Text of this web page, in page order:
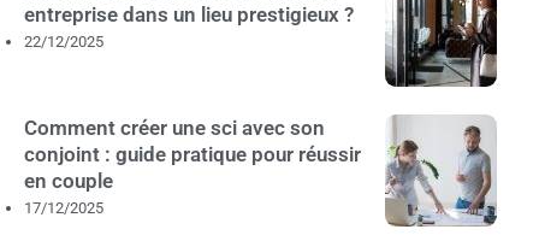
entreprise dans un lieu prestigieux ?
22/12/2025
Comment créer une sci avec son
conjoint : guide pratique pour réussir
en couple
17/12/2025